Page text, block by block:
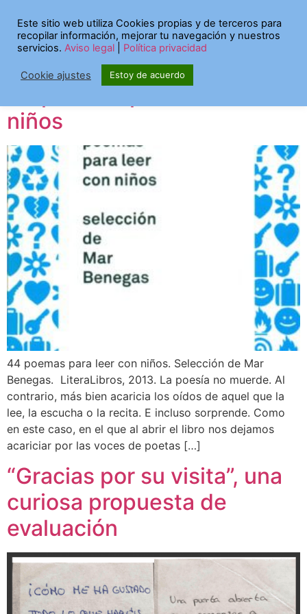
Etiqueta:la poesía
no muerde
44 poemas para leer con
niños
44 poemas para leer con niños. Selección de Mar
Benegas. LiteraLibros, 2013. La poesía no muerde. Al
contrario, más bien acaricia los oídos de aquel que la
lee, la escucha o la recita. E incluso sorprende. Como
en este caso, en el que al abrir el libro nos dejamos
acariciar por las voces de poetas […]
“Gracias por su visita”, una
curiosa propuesta de
evaluación
Este sitio web utiliza Cookies propias y de terceros para
recopilar información, mejorar tu navegación y nuestros
servicios. Aviso legal Política privacidad
Cookie ajustes Estoy de acuerdo